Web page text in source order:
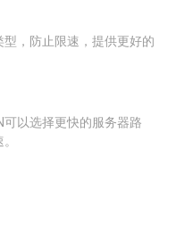
，防止限速，提供更好的
以选择更快的服务器路